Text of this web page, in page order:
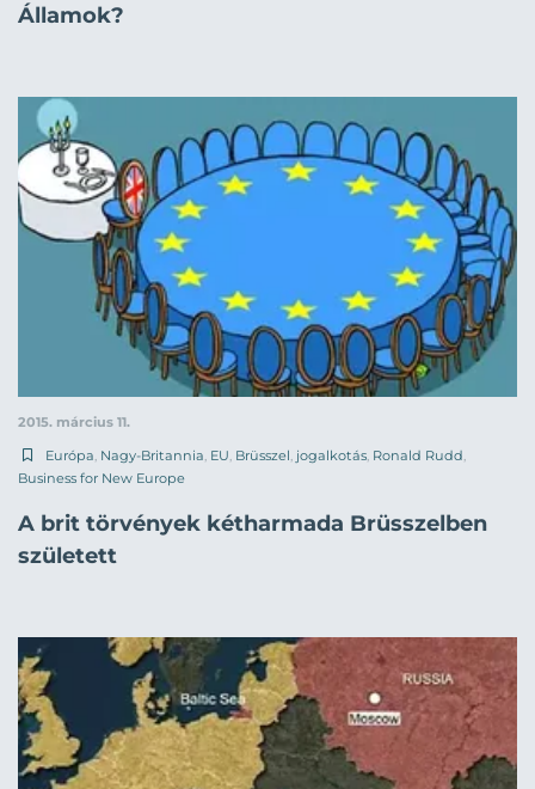
Államok?
2015. március 11.
Európa Nagy-Britannia EU Brüsszel jogalkotás Ronald Rudd
Business for New Europe
A brit törvények kétharmada Brüsszelben
született